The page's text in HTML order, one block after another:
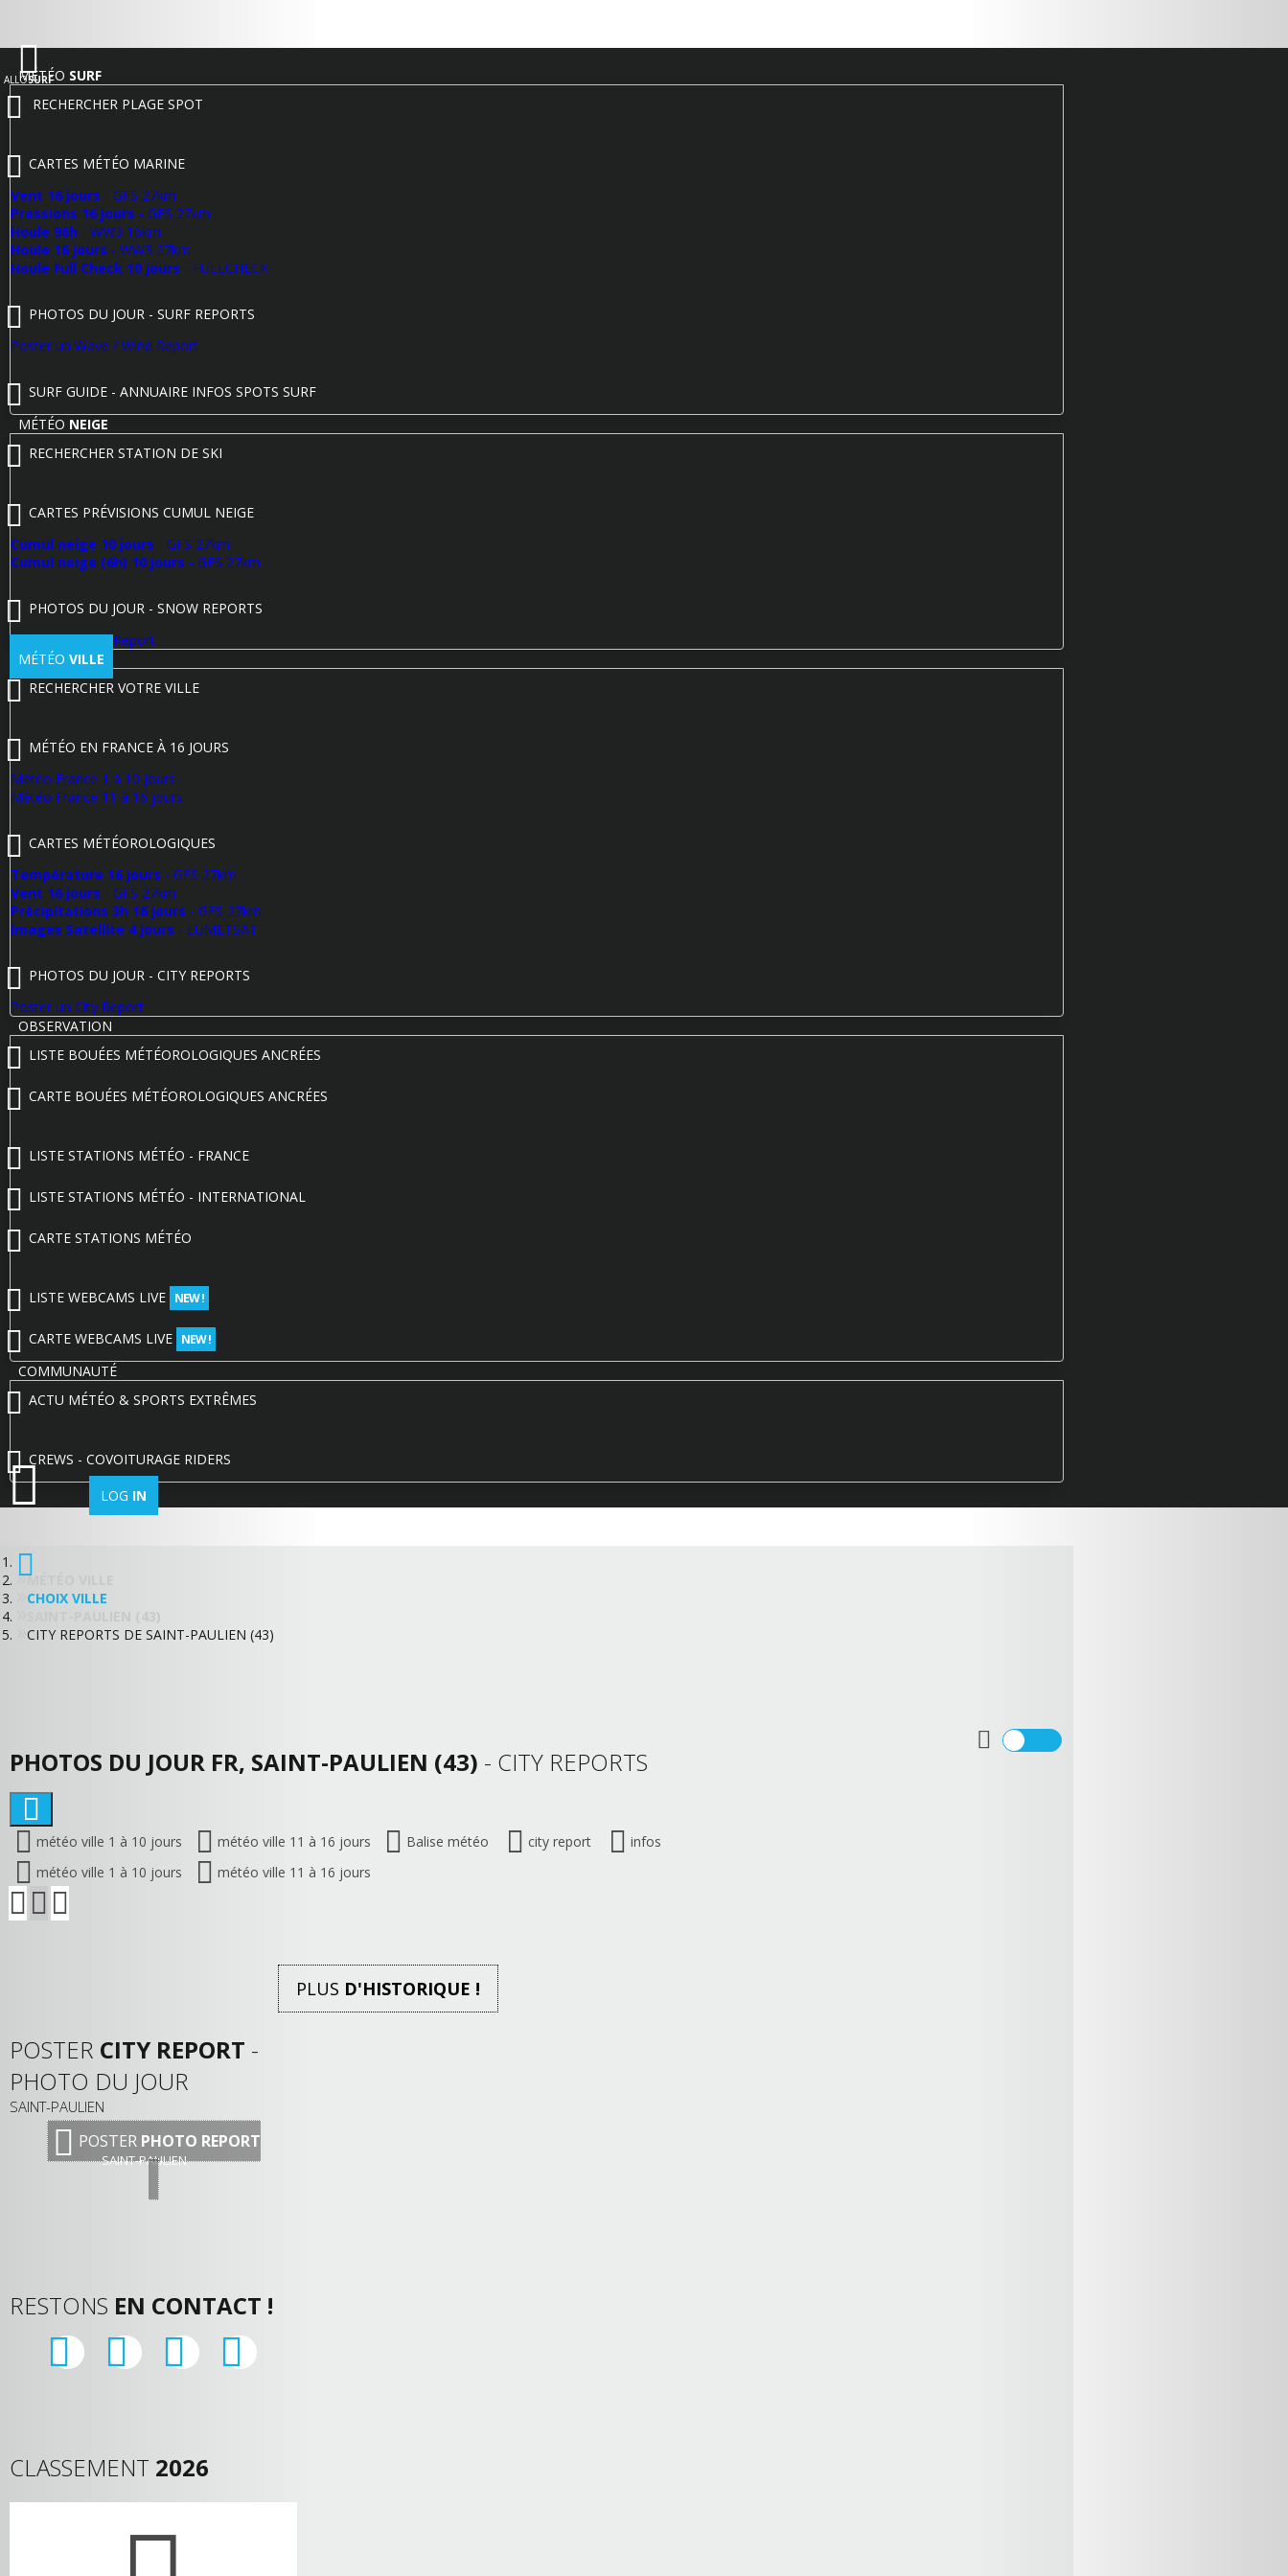
ALLOSURF
MÉTÉO SURF
RECHERCHER PLAGE SPOT
CARTES MÉTÉO MARINE
Vent 16 jours - GFS 27km
Pressions 16 jours - GFS 27km
Houle 96h - WW3 16km
Houle 16 jours - WW3 27km
Houle Full Check 10 jours - FULLCHECK
PHOTOS DU JOUR - SURF REPORTS
Poster un Wave / Wind Report
SURF GUIDE - ANNUAIRE INFOS SPOTS SURF
MÉTÉO NEIGE
RECHERCHER STATION DE SKI
CARTES PRÉVISIONS CUMUL NEIGE
Cumul neige 10 jours - GFS 27km
Cumul neige (6h) 10 jours - GFS 27km
PHOTOS DU JOUR - SNOW REPORTS
Poster un Snow Report
MÉTÉO VILLE
RECHERCHER VOTRE VILLE
MÉTÉO EN FRANCE À 16 JOURS
Météo France 1 à 10 jours
Météo France 11 à 16 jours
CARTES MÉTÉOROLOGIQUES
Température 16 jours - GFS 27km
Vent 16 jours - GFS 27km
Précipitations 3h 16 jours - GFS 27km
Images Satellite 4 jours - EUMETSAT
PHOTOS DU JOUR - CITY REPORTS
Poster un City Report
OBSERVATION
LISTE BOUÉES MÉTÉOROLOGIQUES ANCRÉES
CARTE BOUÉES MÉTÉOROLOGIQUES ANCRÉES
LISTE STATIONS MÉTÉO - FRANCE
LISTE STATIONS MÉTÉO - INTERNATIONAL
CARTE STATIONS MÉTÉO
LISTE WEBCAMS LIVE NEW !
CARTE WEBCAMS LIVE NEW !
COMMUNAUTÉ
ACTU MÉTÉO & SPORTS EXTRÊMES
CREWS - COVOITURAGE RIDERS
LOG IN
MÉTÉO VILLE
CHOIX VILLE
CITY REPORTS DE SAINT-PAULIEN (43)
PHOTOS DU JOUR FR, SAINT-PAULIEN (43) - CITY REPORTS
météo ville 1 à 10 jours météo ville 11 à 16 jours Balise météo city report
infos
météo ville 1 à 10 jours
météo ville 11 à 16 jours
PLUS D'HISTORIQUE !
POSTER CITY REPORT -
PHOTO DU JOUR
SAINT-PAULIEN
POSTER PHOTO REPORT
SAINT-PAULIEN
RESTONS EN CONTACT !
CLASSEMENT 2026